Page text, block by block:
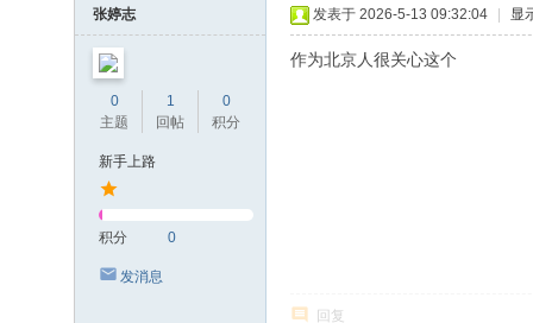
张婷志
0
主题
1
回帖
0
积分
新手上路
积分 0
发消息
发表于 2026-5-13 09:32:04 显
作为北京人很关心这个
回复